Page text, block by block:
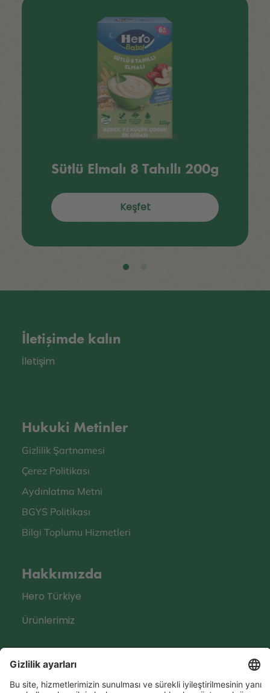
Sütlü Elmalı 8 Tahıllı 200g
Keşfet
İletişimde kalın
İletişim
Hukuki Metinler
Gizlilik Şartnamesi
Çerez Politikası
Aydınlatma Metni
BGYS Politikası
Bilgi Toplumu Hizmetleri
Hakkımızda
Hero Türkiye
Ürünlerimiz
Sosyal Medya